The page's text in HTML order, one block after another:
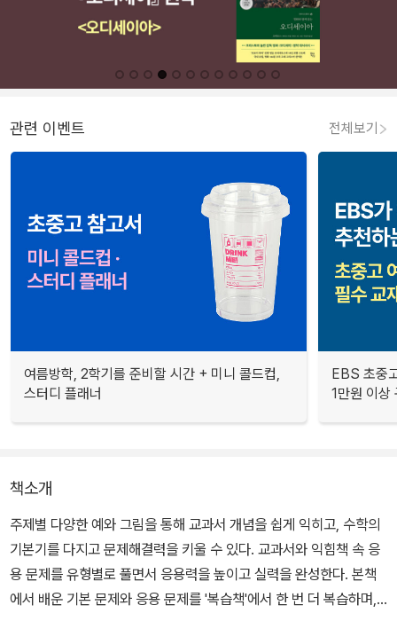
관련 이벤트 전체보기
여름방학, 2학기를 준비할 시간 + 미니 콜드컵,
스터디 플래너
EBS 초중
1만원 이상
책소개
주제별 다양한 예와 그림을 통해 교과서 개념을 쉽게 익히고, 수학의
기본기를 다지고 문제해결력을 키울 수 있다. 교과서와 익힘책 속 응
용 문제를 유형별로 풀면서 응용력을 높이고 실력을 완성한다. 본책
에서 배운 기본 문제와 응용 문제를 '복습책'에서 한 번 더 복습하며,